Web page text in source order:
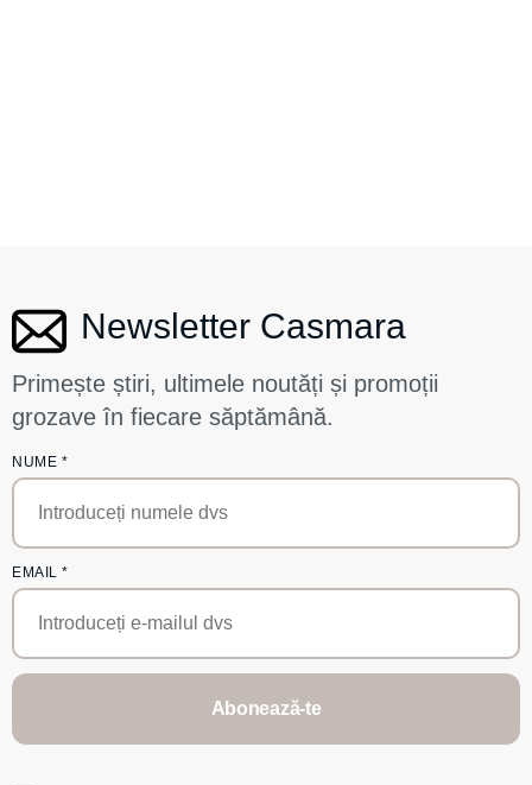
Newsletter Casmara
Primește știri, ultimele noutăți și promoții
grozave în fiecare săptămână.
NUME *
EMAIL *
Abonează-te